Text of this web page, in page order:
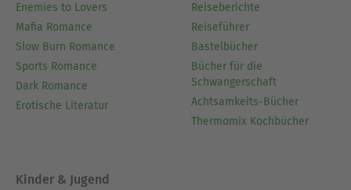
Enemies to Lovers
Mafia Romance
Slow Burn Romance
Sports Romance
Dark Romance
Erotische Literatur
Reiseberichte
Reiseführer
Bastelbücher
Bücher für die
Schwangerschaft
Achtsamkeits-Bücher
Thermomix Kochbücher
Kinder & Jugend